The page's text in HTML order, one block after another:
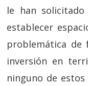
le han
establecer
problemática de
inversión en
ninguno de